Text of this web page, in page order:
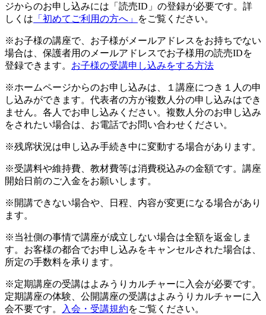
ジからのお申し込みには「読売ID」の登録が必要です。詳
しくは 「初めてご利用の方へ」 をご覧ください。
※お子様の講座で、お子様がメールアドレスをお持ちでない
場合は、保護者用のメールアドレスでお子様用の読売IDを
登録できます。 お子様の受講申し込みをする方法
※ホームページからのお申し込みは、１講座につき１人の申
し込みができます。代表者の方が複数人分の申し込みはでき
ません。各人でお申し込みください。複数人分のお申し込み
をされたい場合は、お電話でお問い合わせください。
※残席状況は申し込み手続き中に変動する場合があります。
※受講料や維持費、教材費等は消費税込みの金額です。講座
開始日前のご入金をお願いします。
※開講できない場合や、日程、内容が変更になる場合があり
ます。
※当社側の事情で講座が成立しない場合は全額を返金しま
す。お客様の都合でお申し込みをキャンセルされた場合は、
所定の手数料を承ります。
※定期講座の受講はよみうりカルチャーに入会が必要です。
定期講座の体験、公開講座の受講はよみうりカルチャーに入
会不要です。
入会・受講規約をご覧ください。